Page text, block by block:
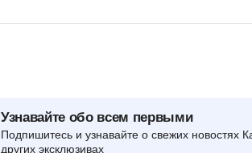
Узнавайте обо всем первыми
Подпишитесь и узнавайте о свежих новостях
других эксклюзивах